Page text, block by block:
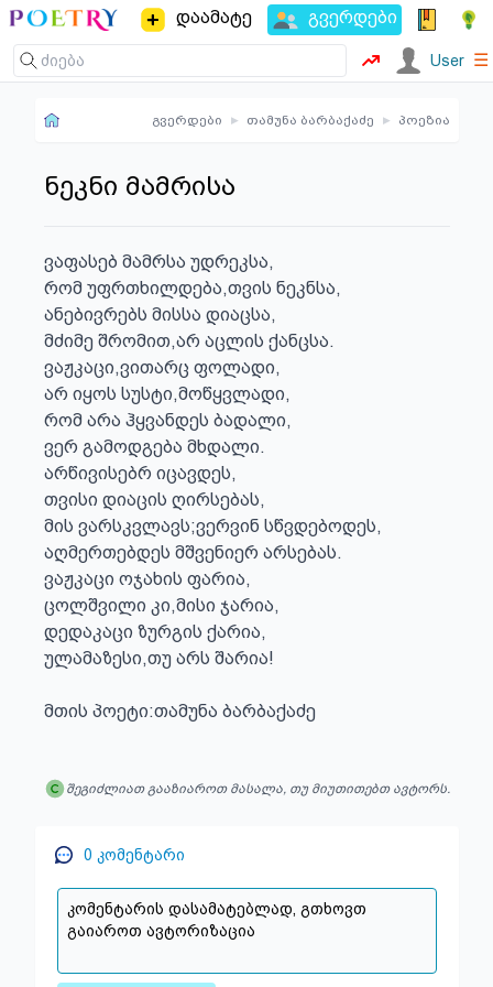
დაამატე გვერდები
User ☰
გვერდები ▸ თამუნა ბარბაქაძე ▸ პოეზია
ნეკნი მამრისა
ვაფასებ მამრსა უდრეკსა,
რომ უფრთხილდება,თვის ნეკნსა,
ანებივრებს მისსა დიაცსა,
მძიმე შრომით,არ აცლის ქანცსა.
ვაჟკაცი,ვითარც ფოლადი,
არ იყოს სუსტი,მოწყვლადი,
რომ არა ჰყვანდეს ბადალი,
ვერ გამოდგება მხდალი.
არწივისებრ იცავდეს,
თვისი დიაცის ღირსებას,
მის ვარსკვლავს;ვერვინ სწვდებოდეს,
აღმერთებდეს მშვენიერ არსებას.
ვაჟკაცი ოჯახის ფარია,
ცოლშვილი კი,მისი ჯარია,
დედაკაცი ზურგის ქარია,
ულამაზესი,თუ არს შარია!
მთის პოეტი:თამუნა ბარბაქაძე
შეგიძლიათ გააზიაროთ მასალა, თუ მიუთითებთ ავტორს.
0 კომენტარი